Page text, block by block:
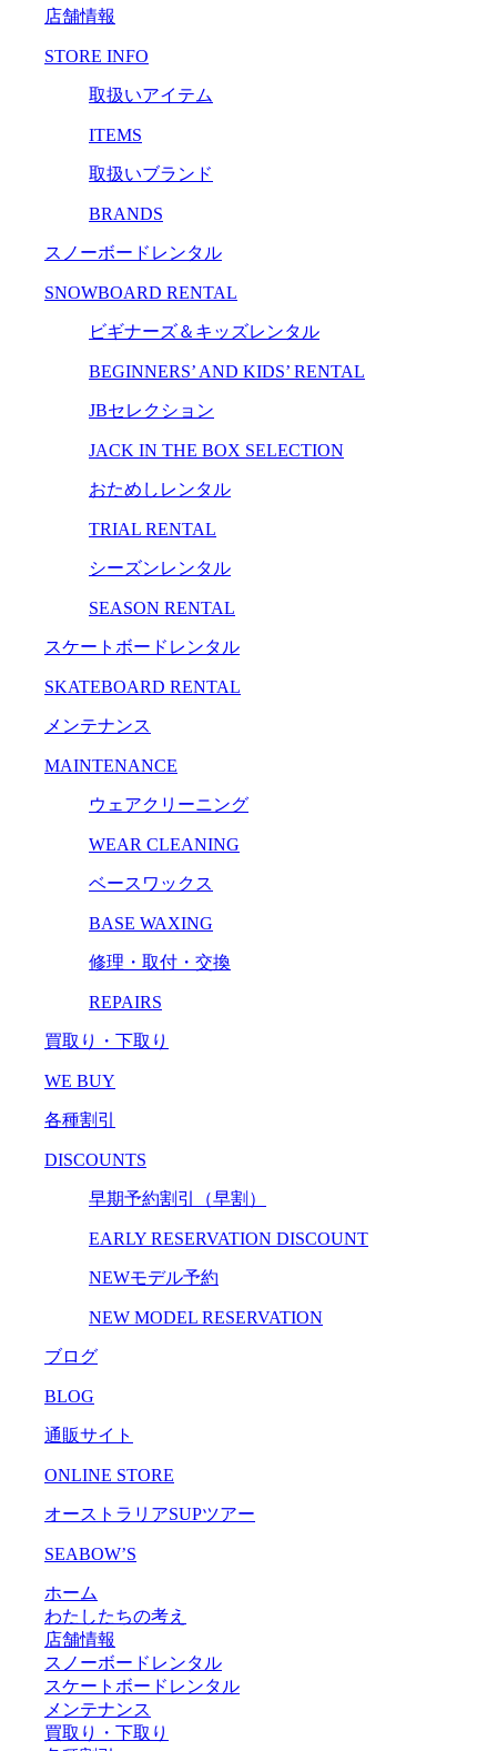
店舗情報
STORE INFO
取扱いアイテム
ITEMS
取扱いブランド
BRANDS
スノーボードレンタル
SNOWBOARD RENTAL
ビギナーズ＆キッズレンタル
BEGINNERS’ AND KIDS’ RENTAL
JBセレクション
JACK IN THE BOX SELECTION
おためしレンタル
TRIAL RENTAL
シーズンレンタル
SEASON RENTAL
スケートボードレンタル
SKATEBOARD RENTAL
メンテナンス
MAINTENANCE
ウェアクリーニング
WEAR CLEANING
ベースワックス
BASE WAXING
修理・取付・交換
REPAIRS
買取り・下取り
WE BUY
各種割引
DISCOUNTS
早期予約割引（早割）
EARLY RESERVATION DISCOUNT
NEWモデル予約
NEW MODEL RESERVATION
ブログ
BLOG
通販サイト
ONLINE STORE
オーストラリアSUPツアー
SEABOW’S
ホーム
わたしたちの考え
店舗情報
スノーボードレンタル
スケートボードレンタル
メンテナンス
買取り・下取り